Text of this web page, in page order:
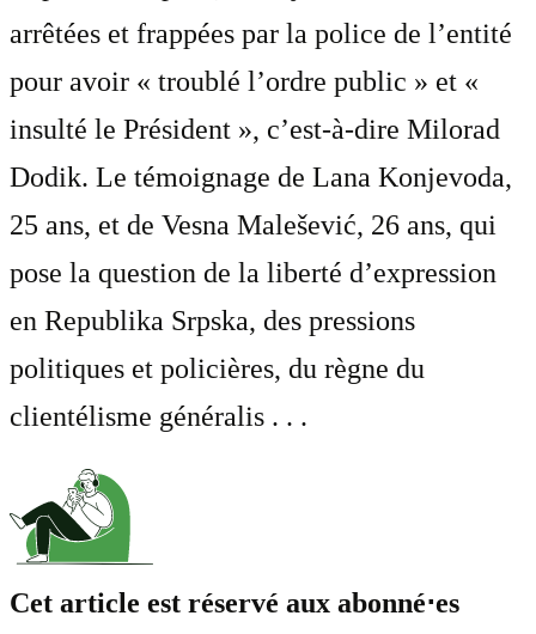
arrêtées et frappées par la police de l’entité
pour avoir « troublé l’ordre public » et «
insulté le Président », c’est-à-dire Milorad
Dodik. Le témoignage de Lana Konjevoda,
25 ans, et de Vesna Malešević, 26 ans, qui
pose la question de la liberté d’expression
en Republika Srpska, des pressions
politiques et policières, du règne du
clientélisme généralis . . .
Cet article est réservé aux abonné⋅es